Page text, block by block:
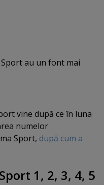
au un font mai
vine după ce în luna
numelor
Sport, după cum a
1, 2, 3, 4, 5